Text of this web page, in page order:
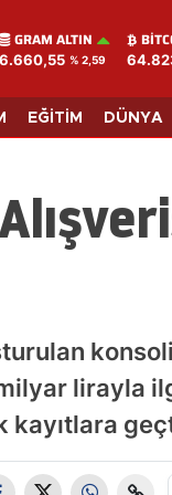
GRAM ALTIN
6.660,55 % 2,59
EĞİTİM DÜNYA
milyar lirayla
kayıtlara